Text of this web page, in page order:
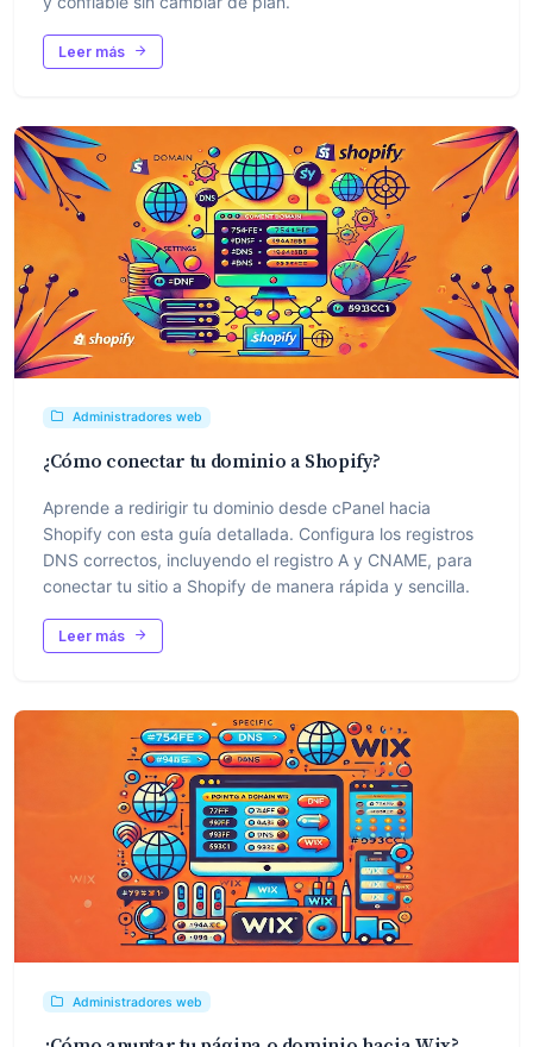
Leer más
Administradores web
¿Cómo conectar tu dominio a Shopify?
Aprende a redirigir tu dominio desde cPanel hacia
Shopify con esta guía detallada. Configura los registros
DNS correctos, incluyendo el registro A y CNAME, para
conectar tu sitio a Shopify de manera rápida y sencilla.
Leer más
Administradores web